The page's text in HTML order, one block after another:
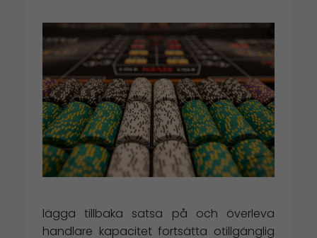
lägga tillbaka satsa på och överleva
handlare kapacitet fortsätta otillgänglig